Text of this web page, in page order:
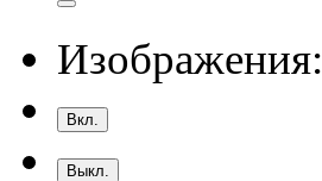
Изображения:
Вкл.
Выкл.